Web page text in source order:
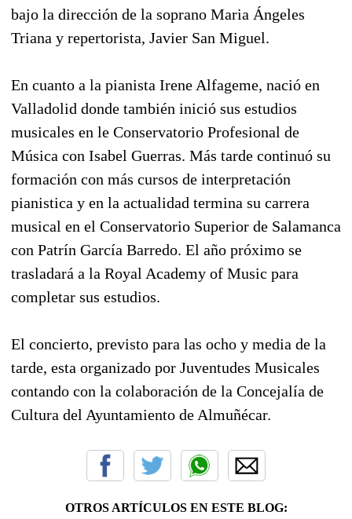
bajo la dirección de la soprano Maria Ángeles
Triana y repertorista, Javier San Miguel.
En cuanto a la pianista Irene Alfageme, nació en
Valladolid donde también inició sus estudios
musicales en le Conservatorio Profesional de
Música con Isabel Guerras. Más tarde continuó su
formación con más cursos de interpretación
pianistica y en la actualidad termina su carrera
musical en el Conservatorio Superior de Salamanca
con Patrín García Barredo. El año próximo se
trasladará a la Royal Academy of Music para
completar sus estudios.
El concierto, previsto para las ocho y media de la
tarde, esta organizado por Juventudes Musicales
contando con la colaboración de la Concejalía de
Cultura del Ayuntamiento de Almuñécar.
OTROS ARTÍCULOS EN ESTE BLOG: